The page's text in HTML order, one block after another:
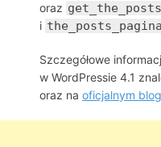
oraz
i
Szczegółowe
w WordPressie 4.1
oraz na oficjalnym